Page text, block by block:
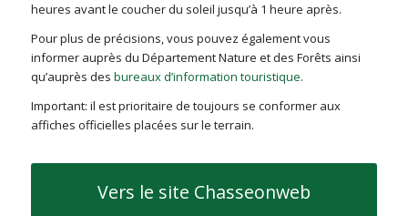
heures avant le coucher du soleil jusqu’à 1 heure après.
Pour plus de précisions, vous pouvez également vous
informer auprès du Département Nature et des Forêts ainsi
qu’auprès des bureaux d’information touristique.
Important: il est prioritaire de toujours se conformer aux
affiches officielles placées sur le terrain.
Vers le site Chasseonweb